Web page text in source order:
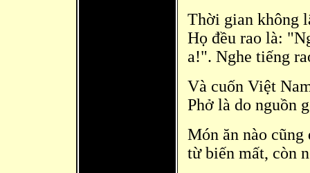
Thời gian không
Họ đều rao là:
a!". Nghe tiếng
Và cuốn Việt
Phở là do nguồn
Món ăn nào
từ biến mất, còn